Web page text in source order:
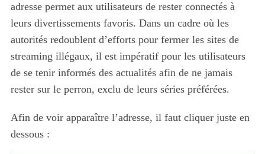
adresse permet aux utilisateurs de rester connectés à
leurs divertissements favoris. Dans un cadre où les
autorités redoublent d’efforts pour fermer les sites de
streaming illégaux, il est impératif pour les utilisateurs
de se tenir informés des actualités afin de ne jamais
rester sur le perron, exclu de leurs séries préférées.
Afin de voir apparaître l’adresse, il faut cliquer juste en
dessous :